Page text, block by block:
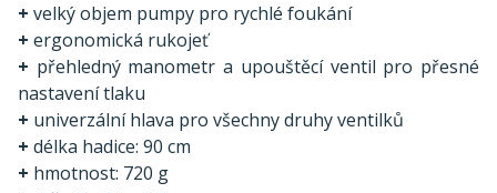
+ velký objem pumpy pro rychlé foukání
+ ergonomická rukojeť
+ přehledný manometr a upouštěcí ventil pro přesné
nastavení tlaku
+ univerzální hlava pro všechny druhy ventilků
+ délka hadice: 90 cm
+ hmotnost: 720 g